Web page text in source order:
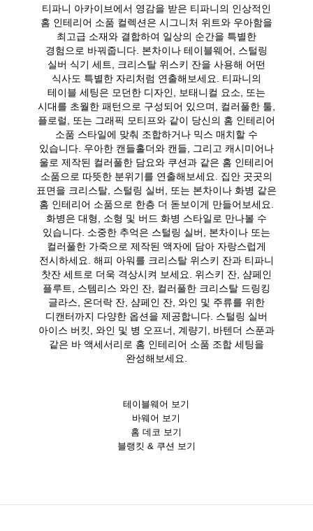
티파니 아카이브에서 영감을 받은 티파니의 인상적인
홈 인테리어 소품 컬렉션은 시그니처 위트와 우아함을
최고급 소재와 결합하여 일상의 순간을 특별한
경험으로 바꿔줍니다. 본차이나 테이블웨어, 스털링
실버 식기 세트, 크리스탈 위스키 잔을 사용해 어떤
식사도 특별한 자리처럼 연출해보세요. 티파니의
테이블 세팅은 모던한 디자인, 보태니컬 요소, 또는
시대를 초월한 패턴으로 구성되어 있으며, 컬러풀한 툴,
플로럴, 또는 그래픽 모티프와 같이 당신의 홈 인테리어
소품 스타일에 맞춰 조합하거나 믹스 매치할 수
있습니다. 우아한 캔들홀더와 캔들, 그리고 캐시미어나
울로 제작된 컬러풀한 담요와 쿠션과 같은 홈 인테리어
소품으로 따뜻한 분위기를 연출해보세요. 집안 곳곳의
표면을 크리스탈, 스털링 실버, 또는 본차이나 화병 같은
홈 인테리어 소품으로 한층 더 돋보이게 만들어보세요.
화병은 대형, 소형 및 버드 화병 스타일로 만나볼 수
있습니다. 소중한 추억은 스털링 실버, 본차이나 또는
컬러풀한 가죽으로 제작된 액자에 담아 자랑스럽게
전시하세요. 해피 아워를 크리스탈 위스키 잔과 티파니
찻잔 세트로 더욱 격상시켜 보세요. 위스키 잔, 샴페인
플루트, 스템리스 와인 잔, 컬러풀한 크리스탈 드링킹
글라스, 온더락 잔, 샴페인 잔, 와인 및 주류를 위한
디캔터까지 다양한 옵션을 제공합니다. 스털링 실버
아이스 버킷, 와인 및 병 오프너, 계량기, 바텐더 스푼과
같은 바 액세서리로 홈 인테리어 소품 조합 세팅을
완성해보세요.
테이블웨어 보기
바웨어 보기
홈 데코 보기
블랭킷 & 쿠션 보기